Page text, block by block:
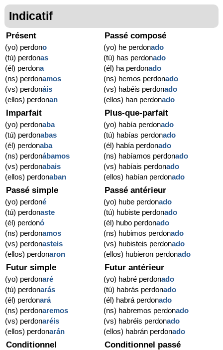
Indicatif
Présent
(yo) perdono
(tú) perdonas
(él) perdona
(ns) perdonamos
(vs) perdonáis
(ellos) perdonan
Passé composé
(yo) he perdonado
(tú) has perdonado
(él) ha perdonado
(ns) hemos perdonado
(vs) habéis perdonado
(ellos) han perdonado
Imparfait
(yo) perdonaba
(tú) perdonabas
(él) perdonaba
(ns) perdonábamos
(vs) perdonabais
(ellos) perdonaban
Plus-que-parfait
(yo) había perdonado
(tú) habías perdonado
(él) había perdonado
(ns) habíamos perdonado
(vs) habíais perdonado
(ellos) habían perdonado
Passé simple
(yo) perdoné
(tú) perdonaste
(él) perdonó
(ns) perdonamos
(vs) perdonasteis
(ellos) perdonaron
Passé antérieur
(yo) hube perdonado
(tú) hubiste perdonado
(él) hubo perdonado
(ns) hubimos perdonado
(vs) hubisteis perdonado
(ellos) hubieron perdonado
Futur simple
(yo) perdonaré
(tú) perdonarás
(él) perdonará
(ns) perdonaremos
(vs) perdonaréis
(ellos) perdonarán
Futur antérieur
(yo) habré perdonado
(tú) habrás perdonado
(él) habrá perdonado
(ns) habremos perdonado
(vs) habréis perdonado
(ellos) habrán perdonado
Conditionnel Conditionnel passé